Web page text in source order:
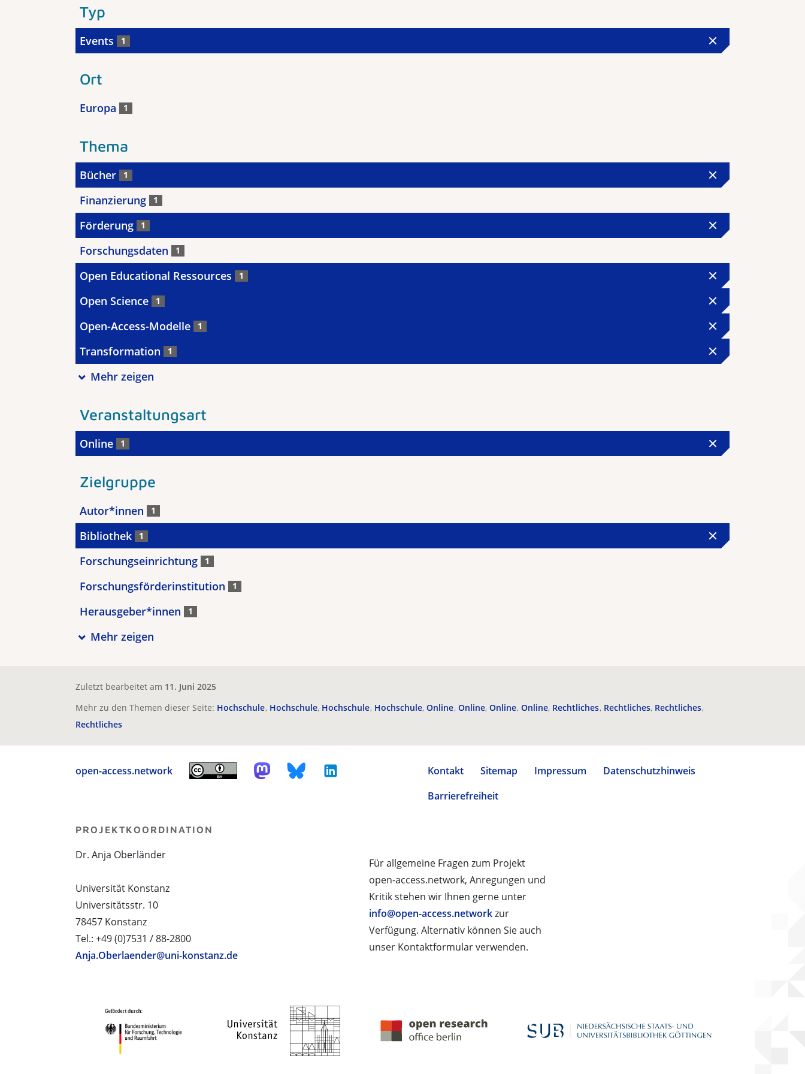
Typ
Events 1
Ort
Europa 1
Thema
Bücher 1
Finanzierung 1
Förderung 1
Forschungsdaten 1
Open Educational Ressources 1
Open Science 1
Open-Access-Modelle 1
Transformation 1
Mehr zeigen
Veranstaltungsart
Online 1
Zielgruppe
Autor*innen 1
Bibliothek 1
Forschungseinrichtung 1
Forschungsförderinstitution 1
Herausgeber*innen 1
Mehr zeigen
Zuletzt bearbeitet am 11. Juni 2025
Mehr zu den Themen dieser Seite: Hochschule Hochschule Hochschule Hochschule Online Online Online Online Rechtliches Rechtliches Rechtliches
Rechtliches
open-access.network Kontakt Sitemap Impressum
Datenschutzhinweis
Barrierefreiheit
Für allgemeine Fragen zum Projekt
open-access.network, Anregungen und
Kritik stehen wir Ihnen gerne unter
info@open-access.networkzur
Verfügung. Alternativ können Sie auch
unser Kontaktformular verwenden.
PROJEKTKOORDINATION
Dr. Anja Oberländer
Universität Konstanz
Universitätsstr. 10
78457 Konstanz
Tel.: +49 (0)7531 / 88-2800
Anja.Oberlaender@uni-konstanz.de